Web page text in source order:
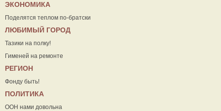
ЭКОНОМИКА
Поделятся теплом по-братски
ЛЮБИМЫЙ ГОРОД
Тазики на полку!
Гименей на ремонте
РЕГИОН
Фонду быть!
ПОЛИТИКА
ООН нами довольна